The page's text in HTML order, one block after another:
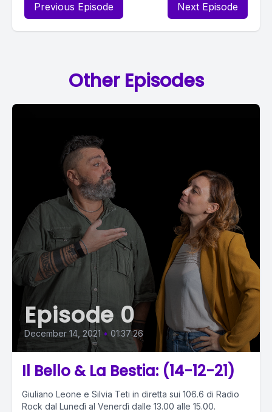
Previous Episode Next Episode
Other Episodes
Episode 0
December 14, 2021 • 01:37:26
Il Bello & La Bestia: (14-12-21)
Giuliano Leone e Silvia Teti in diretta sui 106.6 di Radio
Rock dal Lunedì al Venerdì dalle 13.00 alle 15.00.